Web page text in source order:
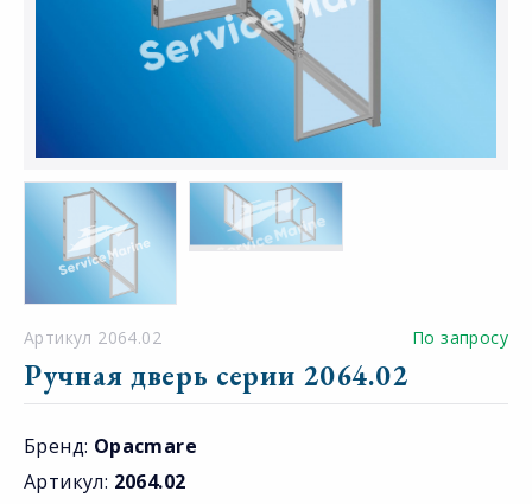
Артикул 2064.02 По запросу
Ручная дверь серии 2064.02
Бренд: Opacmare
Артикул: 2064.02